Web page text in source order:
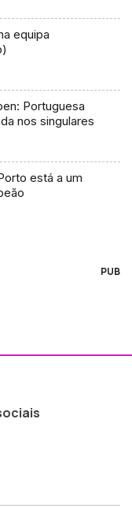
equipa
Portuguesa
nos singulares
está a um
PUB
ao